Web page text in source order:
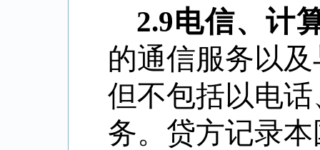
2.9电信、计
的通信服务以
但不包括以电
务。贷方记录